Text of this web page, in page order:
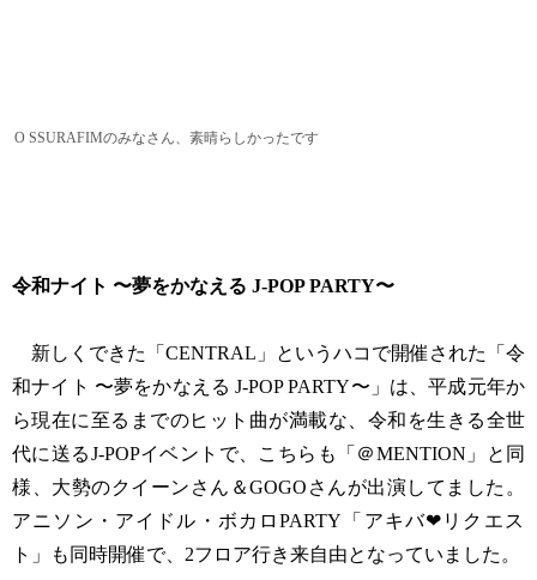
O SSURAFIMのみなさん、素晴らしかったです
令和ナイト 〜夢をかなえる J-POP PARTY〜
新しくできた「CENTRAL」というハコで開催された「令
和ナイト 〜夢をかなえる J-POP PARTY〜」は、平成元年か
ら現在に至るまでのヒット曲が満載な、令和を生きる全世
代に送るJ-POPイベントで、こちらも「＠MENTION」と同
様、大勢のクイーンさん＆GOGOさんが出演してました。
アニソン・アイドル・ボカロPARTY「アキバ❤︎リクエス
ト」も同時開催で、2フロア行き来自由となっていました。